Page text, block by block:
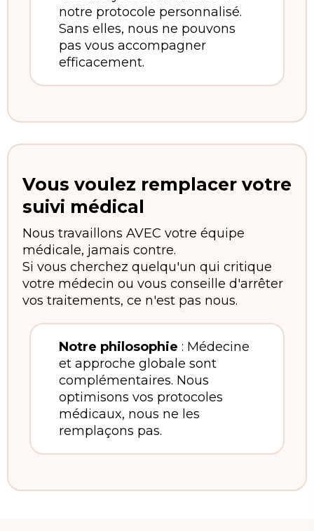
notre protocole personnalisé.
Sans elles, nous ne pouvons
pas vous accompagner
efficacement.
Vous voulez remplacer votre
suivi médical
Nous travaillons AVEC votre équipe
médicale, jamais contre.
Si vous cherchez quelqu'un qui critique
votre médecin ou vous conseille d'arrêter
vos traitements, ce n'est pas nous.
Notre philosophie : Médecine
et approche globale sont
complémentaires. Nous
optimisons vos protocoles
médicaux, nous ne les
remplaçons pas.